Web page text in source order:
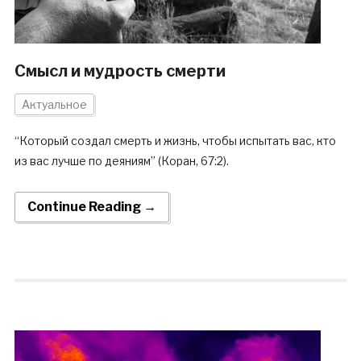
Смысл и мудрость смерти
Актуальное
“Который создал смерть и жизнь, чтобы испытать вас, кто
из вас лучше по деяниям” (Коран, 67:2).
Continue Reading →